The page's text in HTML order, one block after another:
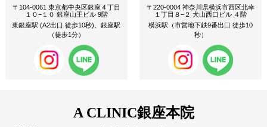
〒104-0061 東京都中央区銀座４丁目
１０−１０ 銀座山王ビル 9階
東銀座駅 (A2出口 徒歩10秒)、銀座駅
（徒歩1分）
〒220-0004 神奈川県横浜市西区北幸
１丁目８−２ 犬山西口ビル ４階
横浜駅（市営地下鉄9番出口 徒歩10
秒）
A CLINIC銀座本院